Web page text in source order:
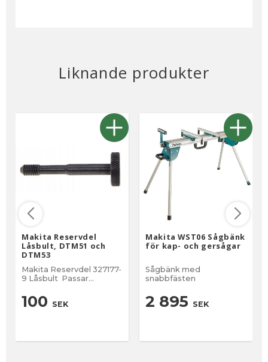
Liknande produkter
Makita Reservdel
Låsbult, DTM51 och
DTM53
Makita Reservdel 327177-
9 Låsbult Passar
DTM53
100 SEK
Makita WST06 Sågbänk
för kap- och gersågar
Sågbänk med
snabbfästen
2 895 SEK